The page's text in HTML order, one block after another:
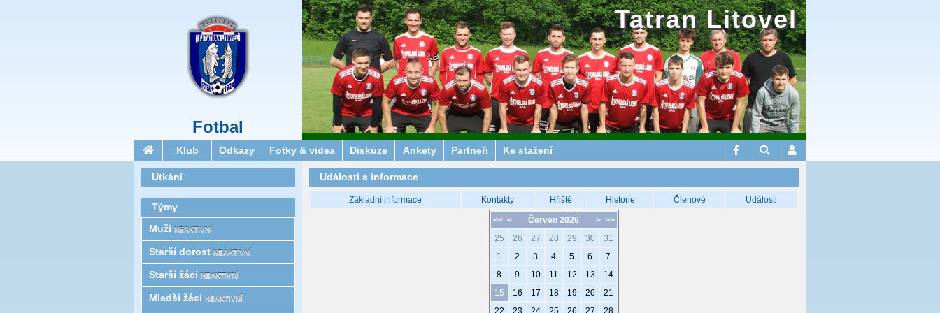
Fotbal
Tatran Litovel
Klub Odkazy Fotky & videa Diskuze Ankety Partneři Ke stažení
Události a informace
Základní informace Kontakty Hřiště Historie Členové Události
<< < > >>
Červen 2026
25
26 27 28 29 30
31
1
2 3 4 5 6
7
8
9 10 11 12 13
14
15
16 17 18 19 20
21
22
23 24 25 26 27
28
Utkání
Týmy
Muži NEAKTIVNÍ
Starší­ dorost NEAKTIVNÍ
Starší žáci NEAKTIVNÍ
Mladší žáci NEAKTIVNÍ